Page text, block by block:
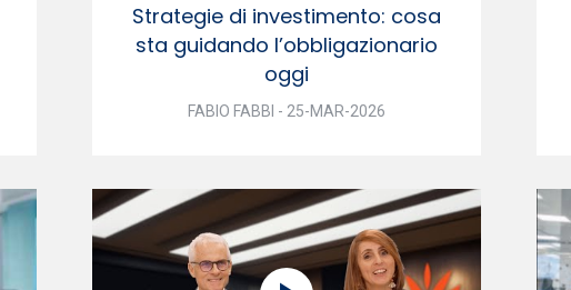
Strategie di investimento: cosa
sta guidando l’obbligazionario
oggi
FABIO FABBI - 25-MAR-2026